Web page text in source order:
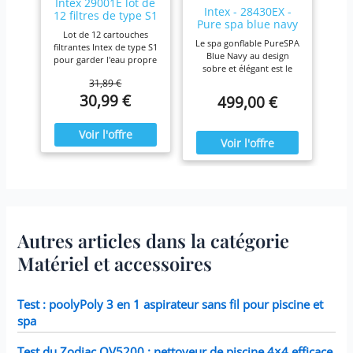
12 filtres de type S1
Lot de 12 cartouches
filtrantes Intex de type S1
pour garder l'eau propre
efficacité maximale,
nettoyez les cartouches
chaque semaine et
remplacez-les une fois
par mois ou plus tôt Il est
fabriqué avec du papier
28443E, 28453E, 28421E,
28423E, 28413E, et 28453E.
Chaque filtre mesure 7,6 x
10,2 cm.
31,89 €
30,99 €
Intex - 28430EX -
Pure spa blue navy
Le spa gonflable PureSPA
Blue Navy au design
sobre et élégant est le
l'année. Ressourcez-vous
en hiver,
confortablement installé
dans votre spa Blue Navy.
499,00 €
Autres articles dans la catégorie
Matériel et accessoires
Test : poolyPoly 3 en 1 aspirateur sans fil pour piscine et
spa